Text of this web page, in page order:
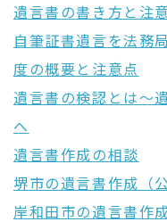
遺言書の書き方と注
自筆証書遺言を法務
度の概要と注意点
遺言書の検認とは〜
へ
遺言書作成の相談
堺市の遺言書作成（
岸和田市の遺言書作